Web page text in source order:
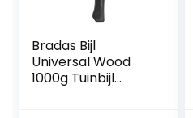
Bradas Bijl
Universal Wood
1000g Tuinbijl